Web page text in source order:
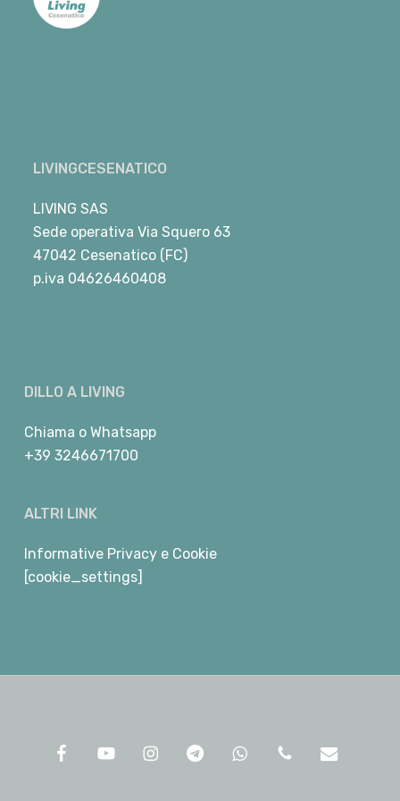
LIVINGCESENATICO
LIVING SAS
Sede operativa Via Squero 63
47042 Cesenatico (FC)
p.iva 04626460408
DILLO A LIVING
Chiama o Whatsapp
+39 3246671700
ALTRI LINK
Informative Privacy e Cookie
[cookie_settings]
facebookyoutubeinstagramtelegramwhatsappphone email